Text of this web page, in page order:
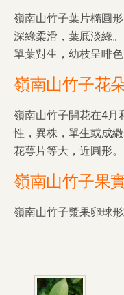
嶺南山竹子葉片橢圓
深綠柔滑，葉厎淡綠。
單葉對生，幼枝呈啡色
嶺南山竹子花
嶺南山竹子開花在4月
性，異株，單生或成
花萼片等大，近圓形。
嶺南山竹子果
嶺南山竹子漿果卵球